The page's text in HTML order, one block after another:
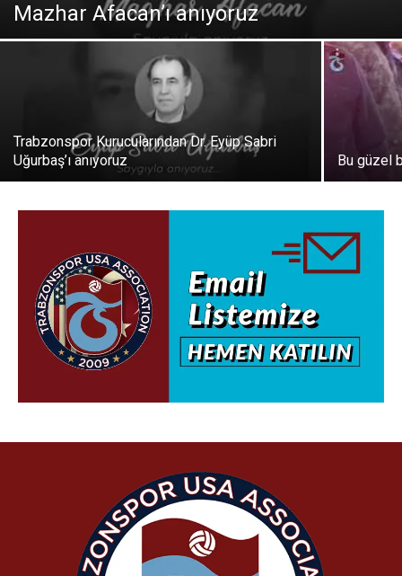
Mazhar Afacan’ı anıyoruz
Trabzonspor Kurucularından Dr. Eyüp Sabri
Uğurbaş’ı anıyoruz
Bu güzel